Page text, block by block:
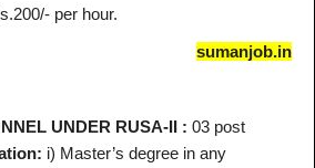
per hour.
sumanjob.in
UNDER RUSA-II : 03 post
i) Master’s degree in any